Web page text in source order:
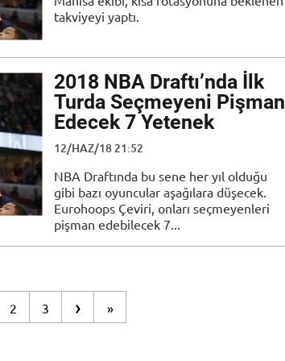
takviyeyi yaptı.
2018 NBA Draftı’nda İlk
Turda Seçmeyeni Pişman
Edecek 7 Yetenek
12/HAZ/18 21:52
NBA Draftında bu sene her yıl olduğu
gibi bazı oyuncular aşağılara düşecek.
Eurohoops Çeviri, onları seçmeyenleri
pişman edebilecek 7...
2 3 › »